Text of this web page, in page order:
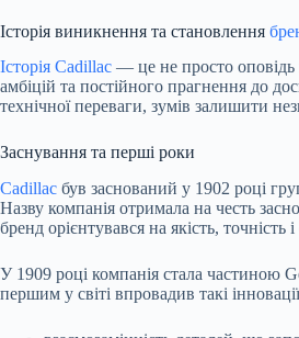
Історія виникнення та становлення
Історія Cadillac — це не просто оповідь
амбіцій та постійного прагнення до
технічної переваги, зумів залишити
Заснування та перші роки
Cadillac був заснований у 1902 році
Назву компанія отримала на честь
бренд орієнтувався на якість, точність і
У 1909 році компанія стала частиною
першим у світі впровадив такі